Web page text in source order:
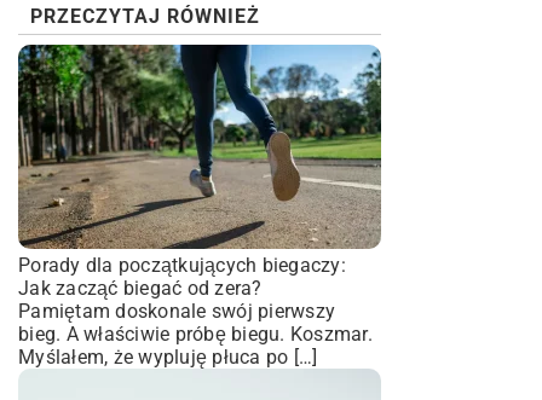
PRZECZYTAJ RÓWNIEŻ
Porady dla początkujących biegaczy:
Jak zacząć biegać od zera?
Pamiętam doskonale swój pierwszy
bieg. A właściwie próbę biegu. Koszmar.
Myślałem, że wypluję płuca po […]